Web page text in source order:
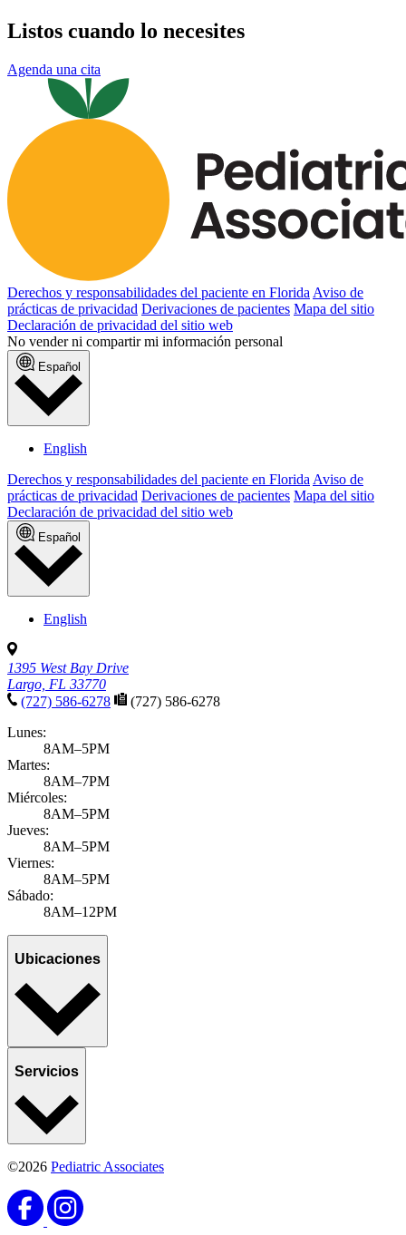
Listos cuando lo necesites
Agenda una cita
Derechos y responsabilidades del paciente en Florida Aviso de
prácticas de privacidad Derivaciones de pacientes Mapa del sitio
Declaración de privacidad del sitio web
No vender ni compartir mi información personal
Español
English
Derechos y responsabilidades del paciente en Florida Aviso de
prácticas de privacidad Derivaciones de pacientes Mapa del sitio
Declaración de privacidad del sitio web
Español
English
1395 West Bay Drive
Largo, FL 33770
(727) 586-6278
(727) 586-6278
Lunes:
8AM–5PM
Martes:
8AM–7PM
Miércoles:
8AM–5PM
Jueves:
8AM–5PM
Viernes:
8AM–5PM
Sábado:
8AM–12PM
Ubicaciones
Servicios
©2026 Pediatric Associates